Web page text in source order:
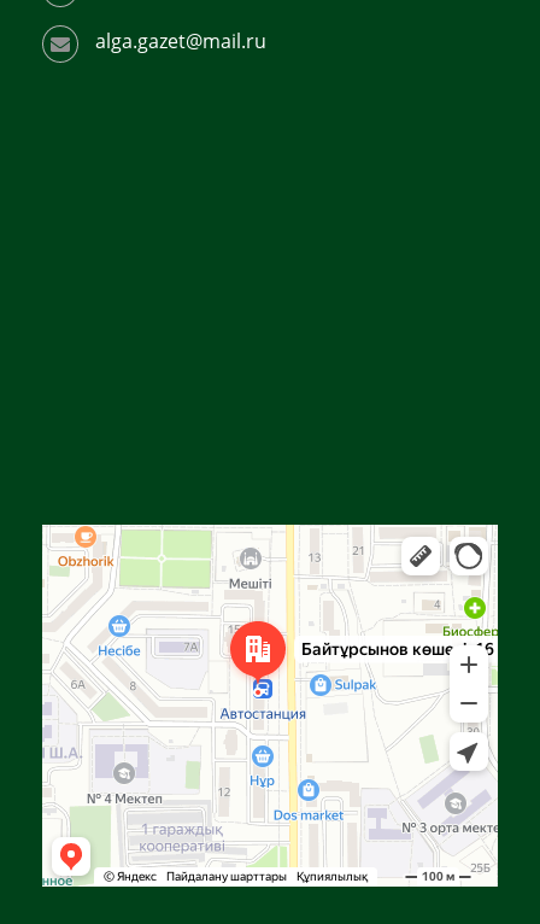
alga.gazet@mail.ru
Яндекс Карталар — көлік, навигация, орындарды іздеу